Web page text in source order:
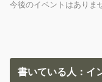
今後のイベントはありま
書いている人：イ